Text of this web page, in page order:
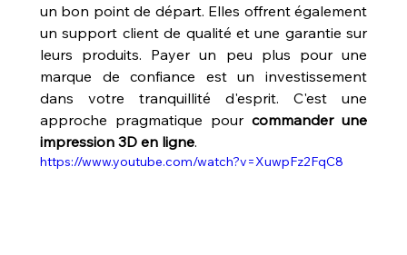
un bon point de départ. Elles offrent également
un support client de qualité et une garantie sur
leurs produits. Payer un peu plus pour une
marque de confiance est un investissement
dans votre tranquillité d'esprit. C'est une
approche pragmatique pour commander une
impression 3D en ligne.
https://www.youtube.com/watch?v=XuwpFz2FqC8